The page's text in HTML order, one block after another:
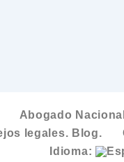
Abogado
legales. Blog.
Idioma: